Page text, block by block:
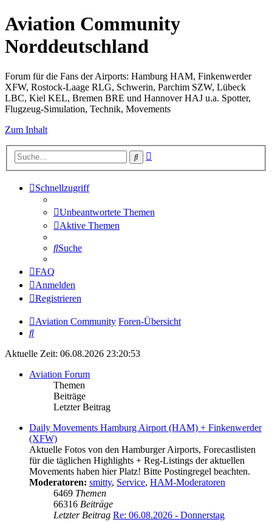
Aviation Community
Norddeutschland
Forum für die Fans der Airports: Hamburg HAM, Finkenwerder
XFW, Rostock-Laage RLG, Schwerin, Parchim SZW, Lübeck
LBC, Kiel KEL, Bremen BRE und Hannover HAJ u.a. Spotter,
Flugzeug-Simulation, Technik, Movements
Zum Inhalt
Suche
Schnellzugriff
Unbeantwortete Themen
Aktive Themen
Suche
FAQ
Anmelden
Registrieren
Aviation Community Foren-Übersicht
Suche
Aktuelle Zeit: 06.08.2026 23:20:53
Aviation Forum
Themen
Beiträge
Letzter Beitrag
Daily Movements Hamburg Airport (HAM) + Finkenwerder
(XFW)
Aktuelle Fotos von den Hamburger Airports, Forecastlisten
für die täglichen Highlights + Reg-Listings der aktuellen
Movements haben hier Platz! Bitte Postingregel beachten.
Moderatoren: smitty, Service, HAM-Moderatoren
6469 Themen
66316 Beiträge
Letzter Beitrag Re: 06.08.2026 - Donnerstag